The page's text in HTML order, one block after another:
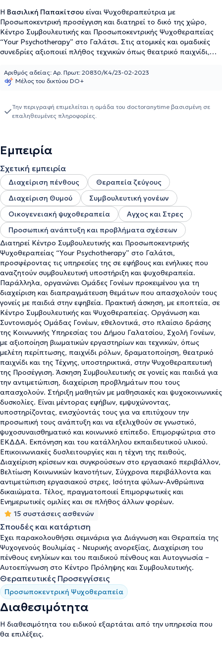
Η Βασιλική Παπακίτσου είναι Ψυχοθεραπεύτρια με
Προσωποκεντρική προσέγγιση και διατηρεί το δικό της χώρο,
Κέντρο Συμβουλευτικής και Προσωποκεντρικής Ψυχοθεραπείας
“Your Psychotherapy” στο Γαλάτσι. Στις ατομικές και ομαδικές
συνεδρίες αξιοποιεί πλήθος τεχνικών όπως θεατρικό παιχνίδι,
ψυχοθεραπευτική της προσέγγιση. Είναι πτυχιούχος του
τμήματος Φιλοσοφίας, Παιδαγωγικής και Ψυχολογίας, με
«Προσωποκεντρική Ψυχοθεραπεία», με Έπαινο, του Βρετανικού
Πανεπιστημίου Central Lancashire. Έχει αναγνωρισμένα
2023. Είναι μέλος της Πανελλήνιας Ένωσης Επαγγελματιών
ψυχοθεραπεύτρια διαχειρίζεται περιστατικά διαπροσωπικών
σχέσεων σε μονογονεϊκές οικογένειες, προβλήματα εφήβων,
περιστατικά εργασιακού στρες, θλίψης, πένθους και απώλειας,
άγχους, διάσπασης προσοχής. Έχει οργανώσει και συντονίσει,
εθελοντικά, Ομάδες Γονέων στο πλαίσιο δράσης της Κοινωνικής
Υπηρεσίας του Δήμου Γαλατσίου. Έχει εργαστεί ως Φιλόλογος
και ως Μέντορας μαθητών στην προεφηβική και εφηβική ηλικία,
στη Δευτεροβάθμια Εκπαίδευση. Αυτό της έδωσε την ευκαιρία να
ζήσει από κοντά με μαθητές και γονείς και να αντιληφθεί τα
προβλήματα, τις δυσκολίες και τις προκλήσεις που καθημερινά
αντιμετωπίζουν. Αυτές οι γνώσεις και εμπειρίες ενίσχυσαν την
ψυχοθεραπευτική της προσέγγιση. Παρέχει Συμβουλευτική
υποστήριξη σε Γονείς και Εφήβους, με ειδίκευση σε μαθητές με
μαθησιακές και ψυχοκοινωνικές δυσκολίες. Εξειδικεύεται στη
Συμβουλευτική και Θεραπεία Ζεύγους, Εφήβων και Οικογένειας.
Είναι εκπαιδευμένη σύμβουλος σε θέματα που αφορούν τις
Διαφυλικές σχέσεις από το ΕΚΠΑ. Έχει καταρτιστεί στη
Σεξουαλική αγωγή και Υγεία, καθώς και στην Ειδική Αγωγή και τις
Μαθησιακές Δυσκολίες, μονοετή προγράμματα, από το Παν/μιο
Αιγαίου. Με τη συνεχιζόμενη εκπαίδευσή της και την εποπτεία,
συμβάλλει στη διαρκή προσωπική και επαγγελματική της
ανάπτυξη, ώστε να προσφέρει στους θεραπευόμενους όλων των
ηλικιών ποιοτικές υπηρεσίες ψυχικής υγείας.
Αριθμός αδείας: Αρ. Πρωτ: 20830/Κ4/23-02-2023
Μέλος του δικτύου DO+
Την περιγραφή επιμελείται η ομάδα του doctoranytime βασισμένη σε
επαληθευμένες πληροφορίες.
Εμπειρία
Σχετική εμπειρία
Διαχείριση πένθους
Θεραπεία ζεύγους
Διαχείριση Θυμού
Συμβουλευτική γονέων
Οικογενειακή ψυχοθεραπεία
Αγχος και Στρες
Προσωπική ανάπτυξη και προβλήματα σχέσεων
Διατηρεί Κέντρο Συμβουλευτικής και Προσωποκεντρικής
Ψυχοθεραπείας “Your Psychotherapy” στο Γαλάτσι,
προσφέροντας τις υπηρεσίες της σε εφήβους και ενήλικες που
αναζητούν συμβουλευτική υποστήριξη και ψυχοθεραπεία.
Παράλληλα, οργανώνει Ομάδες Γονέων προκειμένου για τη
διαχείριση και διαπραγμάτευση θεμάτων που απασχολούν τους
γονείς με παιδιά στην εφηβεία. Πρακτική άσκηση, με εποπτεία, σε
Κέντρο Συμβουλευτικής και Ψυχοθεραπείας. Οργάνωση και
Συντονισμός Ομάδας Γονέων, εθελοντικά, στο πλαίσιο δράσης
της Κοινωνικής Υπηρεσίας του Δήμου Γαλατσίου, Σχολή Γονέων,
με αξιοποίηση βιωματικών εργαστηρίων και τεχνικών, όπως
μελέτη περίπτωσης, παιχνίδι ρόλων, δραματοποίηση, θεατρικό
παιχνίδι και της Τέχνης, υποστηρικτικά, στην Ψυχοθεραπευτική
της Προσέγγιση. Άσκηση Συμβουλευτικής σε γονείς και παιδιά για
την αντιμετώπιση, διαχείριση προβλημάτων που τους
απασχολούν. Στήριξη μαθητών με μαθησιακές και ψυχοκοινωνικές
δυσκολίες. Είναι μέντορας εφήβων, εμψυχώνοντας,
υποστηρίζοντας, ενισχύοντάς τους για να επιτύχουν την
προσωπική τους ανάπτυξη και να εξελιχθούν σε γνωστικό,
ψυχοσυναισθηματικό και κοινωνικό επίπεδο. Επιμορφώτρια στο
ΕΚΔΔΑ. Εκπόνηση και του κατάλληλου εκπαιδευτικού υλικού.
Επικοινωνιακές δυσλειτουργίες και η τέχνη της πειθούς,
Διαχείριση κρίσεων και συγκρούσεων στο εργασιακό περιβάλλον,
Βελτίωση Κοινωνικών Ικανοτήτων, Σύγχρονα περιβάλλοντα και
αντιμετώπιση εργασιακού στρες, Ισότητα φύλων-Ανθρώπινα
δικαιώματα. Τέλος, πραγματοποιεί Επιμορφωτικές και
Ενημερωτικές ομιλίες και σε πλήθος άλλων φορέων.
15 συστάσεις ασθενών
Σπουδές και κατάρτιση
Έχει παρακολουθήσει σεμινάρια για Διάγνωση και Θεραπεία της
Ψυχογενούς Βουλιμίας - Νευρικής ανορεξίας, Διαχείριση του
πένθους ενηλίκων και του παιδικού πένθους και Αυτογνωσία –
Αυτοεπίγνωση στο Κέντρο Πρόληψης και Συμβουλευτικής.
Θεραπευτικές Προσεγγίσεις
Προσωποκεντρική Ψυχοθεραπεία
Διαθεσιμότητα
Η διαθεσιμότητα του ειδικού εξαρτάται από την υπηρεσία που
θα επιλέξεις.